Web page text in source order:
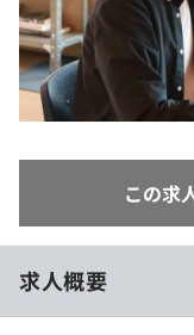
個人向けプラン
法人向けプラン
学校向けプラン
この求
求人概要